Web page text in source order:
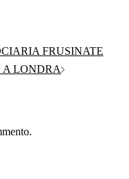
FRUSINATE
LONDRA